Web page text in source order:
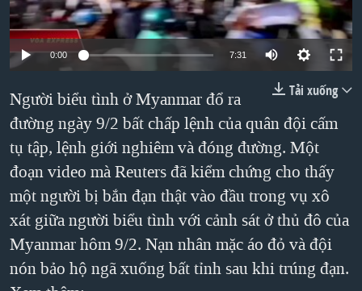
"Tìm"NGƯỜI VIỆT HẢI NGOẠI
ĐỜI SỐNG
KINH TẾ
KHOA HỌC
SỨC KHOẺ
THỂ THAO
GIÁO DỤC
TẠI
HÀNH TRÌNH BẦU CỬ 2024
MỘT NĂM CHIẾN TRANH TẠI DẢI GAZA
GIẢI MÃ VÀNH ĐAI & CON ĐƯỜNG
NGÀY TỊ NẠN THẾ GIỚI
TRỊNH VĨNH BÌNH - NGƯỜI HẠ 'BÊN THẮNG CUỘC'
GROUND ZERO – XƯA VÀ NAY
CHI PHÍ CHIẾN TRANH AFGHANISTAN
CÁC GIÁ TRỊ CỘNG HÒA Ở VIỆT NAM
THƯỢNG ĐỈNH TRUMP-KIM TẠI VIỆT NAM
VIDEO
NGHE
Ngôn ngữ khác
0:00 7:31
Tải xuống
Người biểu tình ở Myanmar đổ ra
đường ngày 9/2 bất chấp lệnh của quân đội cấm
tụ tập, lệnh giới nghiêm và đóng đường. Một
đoạn video mà Reuters đã kiểm chứng cho thấy
một người bị bắn đạn thật vào đầu trong vụ xô
xát giữa người biểu tình với cảnh sát ở thủ đô của
Myanmar hôm 9/2. Nạn nhân mặc áo đỏ và đội
nón bảo hộ ngã xuống bất tỉnh sau khi trúng đạn.